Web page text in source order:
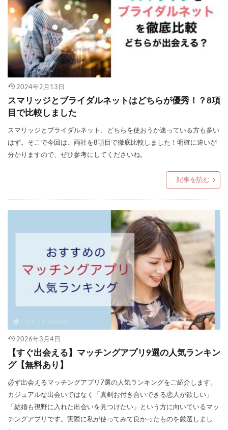
2024年2月13日
スマリッジとブライダルネットはどちらが優秀！？8項
目で比較しました
スマリッジとブライダルネット、どちらを使おうか迷っている方も多い
はず。そこで今回は、両社を8項目で徹底比較しました！明確に違いが
分かりますので、ぜひ参考にしてくださいね。
記事を読む
2026年3月4日
【すぐ出会える】マッチングアプリ9選の人気ランキン
グ【無料あり】
必ず出会えるマッチングアプリ7選の人気ランキングをご紹介します。
カジュアルな出会いではなく「真剣お付き合いできる恋人が欲しい」
「結婚も視野に入れた出会いを見つけたい」という方に向いているマッ
チングアプリです。実際に私が使ってみて良かったものを厳選しまし